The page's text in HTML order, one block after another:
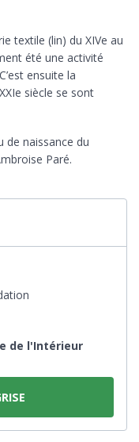
textile (lin) du XIVe au
été une activité
ensuite la
siècle se sont
de naissance du
Paré.
de l'Intérieur